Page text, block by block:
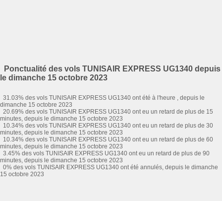
Ponctualité des vols TUNISAIR EXPRESS UG1340 depuis
le dimanche 15 octobre 2023
31.03% des vols TUNISAIR EXPRESS UG1340 ont été à l'heure , depuis le
dimanche 15 octobre 2023
20.69% des vols TUNISAIR EXPRESS UG1340 ont eu un retard de plus de 15
minutes, depuis le dimanche 15 octobre 2023
10.34% des vols TUNISAIR EXPRESS UG1340 ont eu un retard de plus de 30
minutes, depuis le dimanche 15 octobre 2023
10.34% des vols TUNISAIR EXPRESS UG1340 ont eu un retard de plus de 60
minutes, depuis le dimanche 15 octobre 2023
3.45% des vols TUNISAIR EXPRESS UG1340 ont eu un retard de plus de 90
minutes, depuis le dimanche 15 octobre 2023
0% des vols TUNISAIR EXPRESS UG1340 ont été annulés, depuis le dimanche
15 octobre 2023